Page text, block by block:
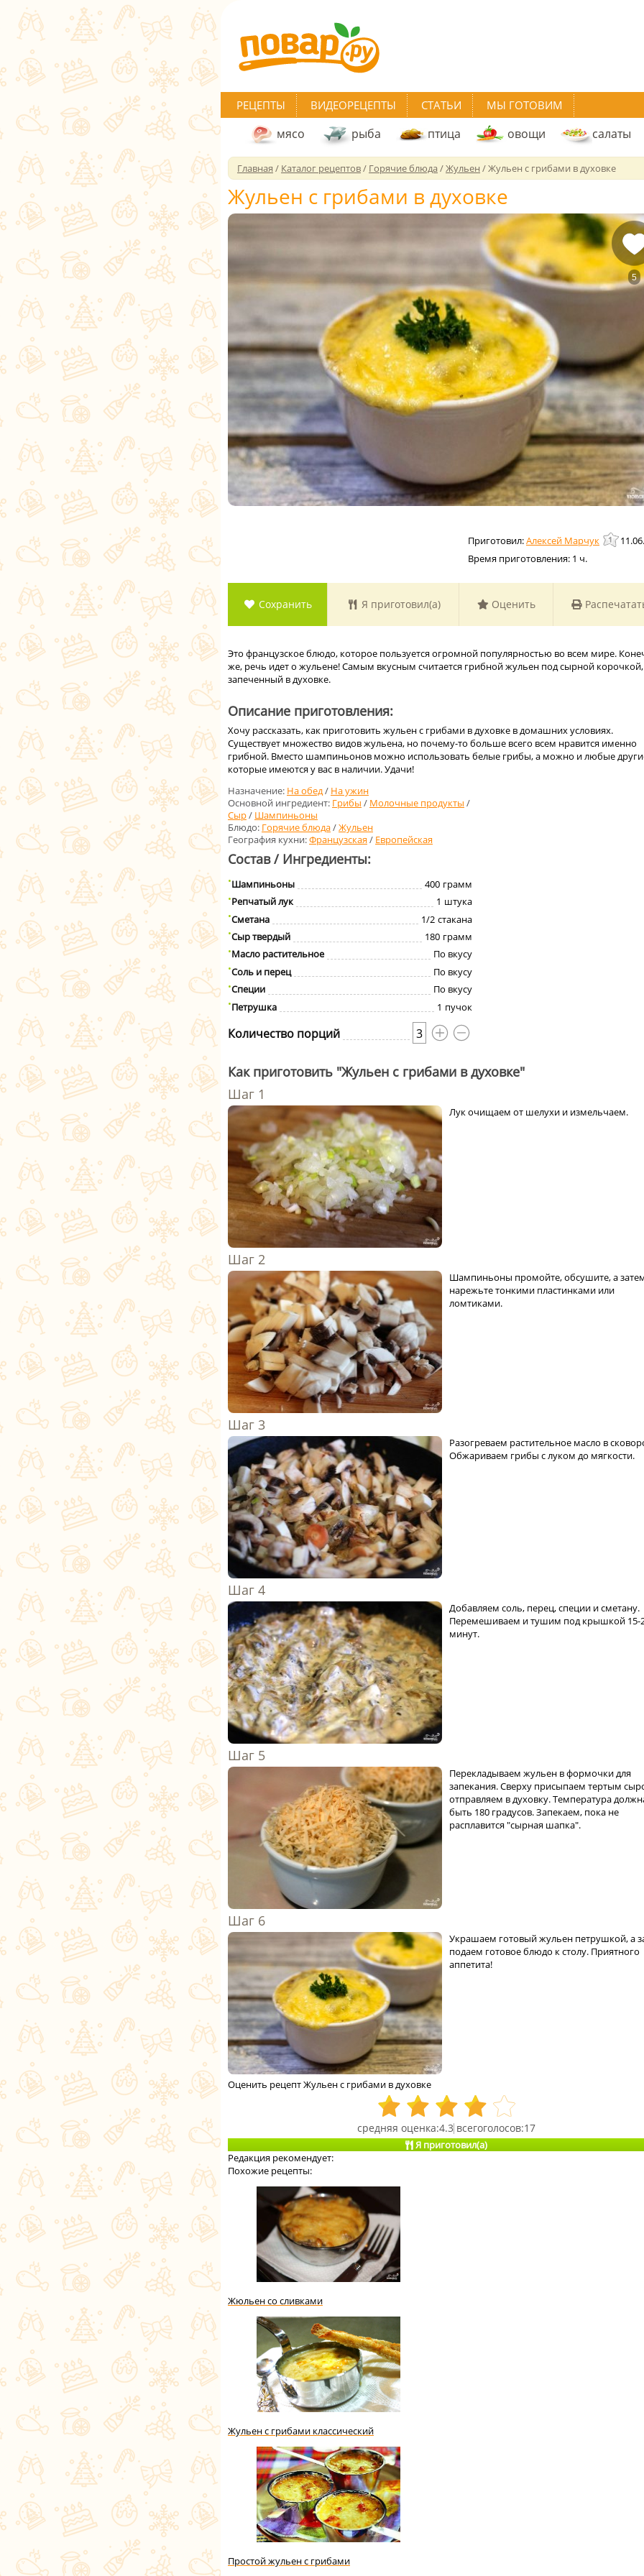
РЕЦЕПТЫ ВИДЕОРЕЦЕПТЫ СТАТЬИ МЫ ГОТОВИМ
мясо рыба птица овощи салаты
Главная / Каталог рецептов/ Горячие блюда/Жульен /Жульен с грибами в духовке
Жульен с грибами в духовке
5
Алексей Марчук
Время приготовления: 1 ч.
Сохранить Я приготовил(а) Оценить
Это французское блюдо, которое пользуется огромной популярностью во всем мире.
же, речь идет о жульене! Самым вкусным считается грибной жульен под сырной корочкой,
запеченный в духовке.
Описание приготовления:
Хочу рассказать, как приготовить жульен с грибами в духовке в домашних условиях.
Существует множество видов жульена, но почему-то больше всего всем нравится именно
грибной. Вместо шампиньонов можно использовать белые грибы, а можно и любые
которые имеются у вас в наличии. Удачи!
Назначение: На обед/ На ужин
Основной ингредиент: Грибы / Молочные продукты /
Сыр/ Шампиньоны
Блюдо: Горячие блюда/Жульен
География кухни:Французская/ Европейская
Состав / Ингредиенты:
Шампиньоны 400 грамм
Репчатый лук
1 штука
Сметана
1/2 стакана
Сыр твердый
180 грамм
Масло растительное
По вкусу
Соль и перец
По вкусу
Специи
По вкусу
Петрушка
1 пучок
Количество порций 3
Как приготовить "Жульен с грибами в духовке"
Лук очищаем от шелухи и измельчаем.
Шампиньоны промойте, обсушите, а
нарежьте тонкими пластинками или
ломтиками.
Разогреваем растительное масло в
Обжариваем грибы с луком до мягкости.
Добавляем соль, перец, специи и сметану.
Перемешиваем и тушим под крышкой 15-
минут.
Перекладываем жульен в формочки для
запекания. Сверху присыпаем тертым
отправляем в духовку. Температура
быть 180 градусов. Запекаем, пока не
расплавится "сырная шапка".
Украшаем готовый жульен петрушкой, а
подаем готовое блюдо к столу. Приятного
аппетита!
Оценить рецепт Жульен с грибами в духовке
4.3 17
Я приготовил(а)
Редакция рекомендует:
Похожие рецепты:
Жюльен со сливками
Жульен с грибами классический
Прoстой жульeн с грибaми